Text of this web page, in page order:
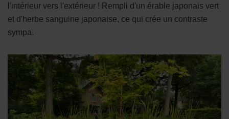
l'intérieur vers l'extérieur ! Rempli d'un érable japonais vert
et d'herbe sanguine japonaise, ce qui crée un contraste
sympa.